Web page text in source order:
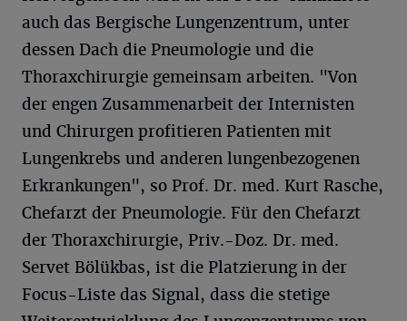
auch das Bergische Lungenzentrum, unter
dessen Dach die Pneumologie und die
Thoraxchirurgie gemeinsam arbeiten. "Von
der engen Zusammenarbeit der Internisten
und Chirurgen profitieren Patienten mit
Lungenkrebs und anderen lungenbezogenen
Erkrankungen", so Prof. Dr. med. Kurt Rasche,
Chefarzt der Pneumologie. Für den Chefarzt
der Thoraxchirurgie, Priv.-Doz. Dr. med.
Servet Bölükbas, ist die Platzierung in der
Focus-Liste das Signal, dass die stetige